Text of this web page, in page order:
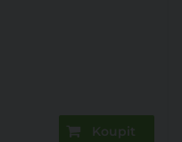
Koupit